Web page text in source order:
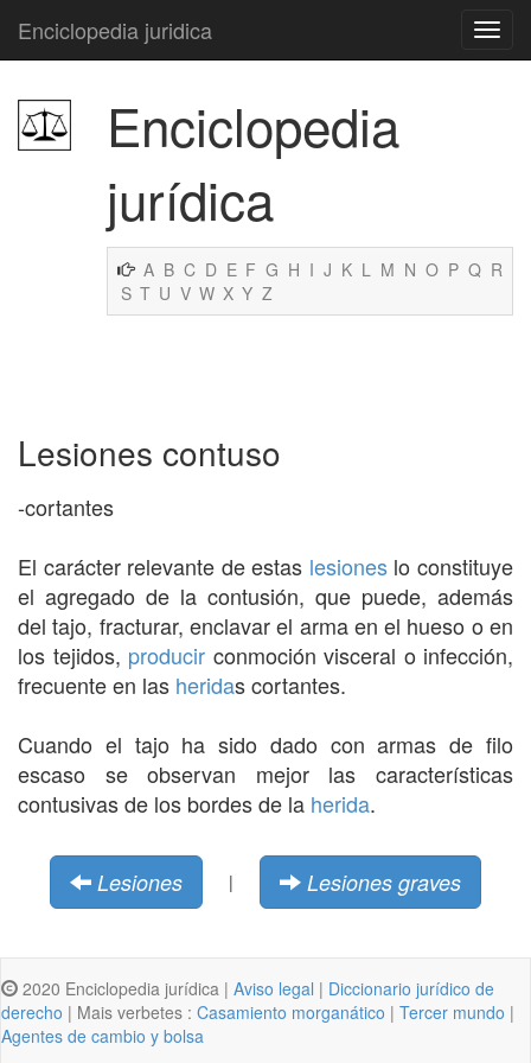
Enciclopedia juridica
Enciclopedia
jurídica
A B C D E F G H I J K L M N O P Q R
S T U V W X Y Z
Lesiones contuso
-cortantes
El carácter relevante de estas lesioneslo constituye
el agregado de la contusión, que puede, además
del tajo, fracturar, enclavar el arma en el hueso o en
los tejidos, producir conmoción visceral o infección,
frecuente en las heridas cortantes.
Cuando el tajo ha sido dado con armas de filo
escaso se observan mejor las características
contusivas de los bordes de la herida.
Lesiones | Lesiones graves
2020 Enciclopedia jurídica | Aviso legal | Diccionario jurídico de
derecho | Mais verbetes : Casamiento morganático | Tercer mundo |
Agentes de cambio y bolsa